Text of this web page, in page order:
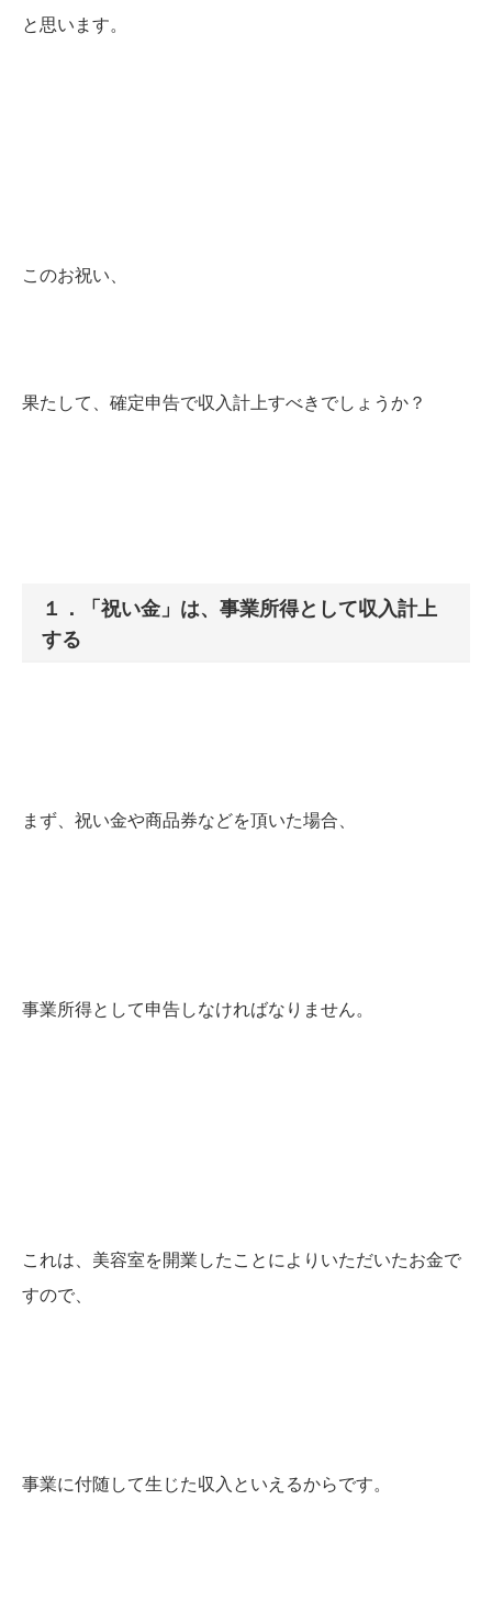
と思います。
このお祝い、
果たして、確定申告で収入計上すべきでしょうか？
１．「祝い金」は、事業所得として収入計上
する
まず、祝い金や商品券などを頂いた場合、
事業所得として申告しなければなりません。
これは、美容室を開業したことによりいただいたお金で
すので、
事業に付随して生じた収入といえるからです。